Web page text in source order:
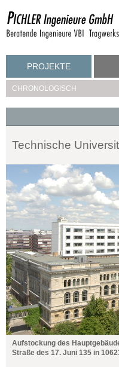
PROJEKTE
CHRONOLOGISCH
Technische
Aufstockung des
Straße des 17. Juni 135 in